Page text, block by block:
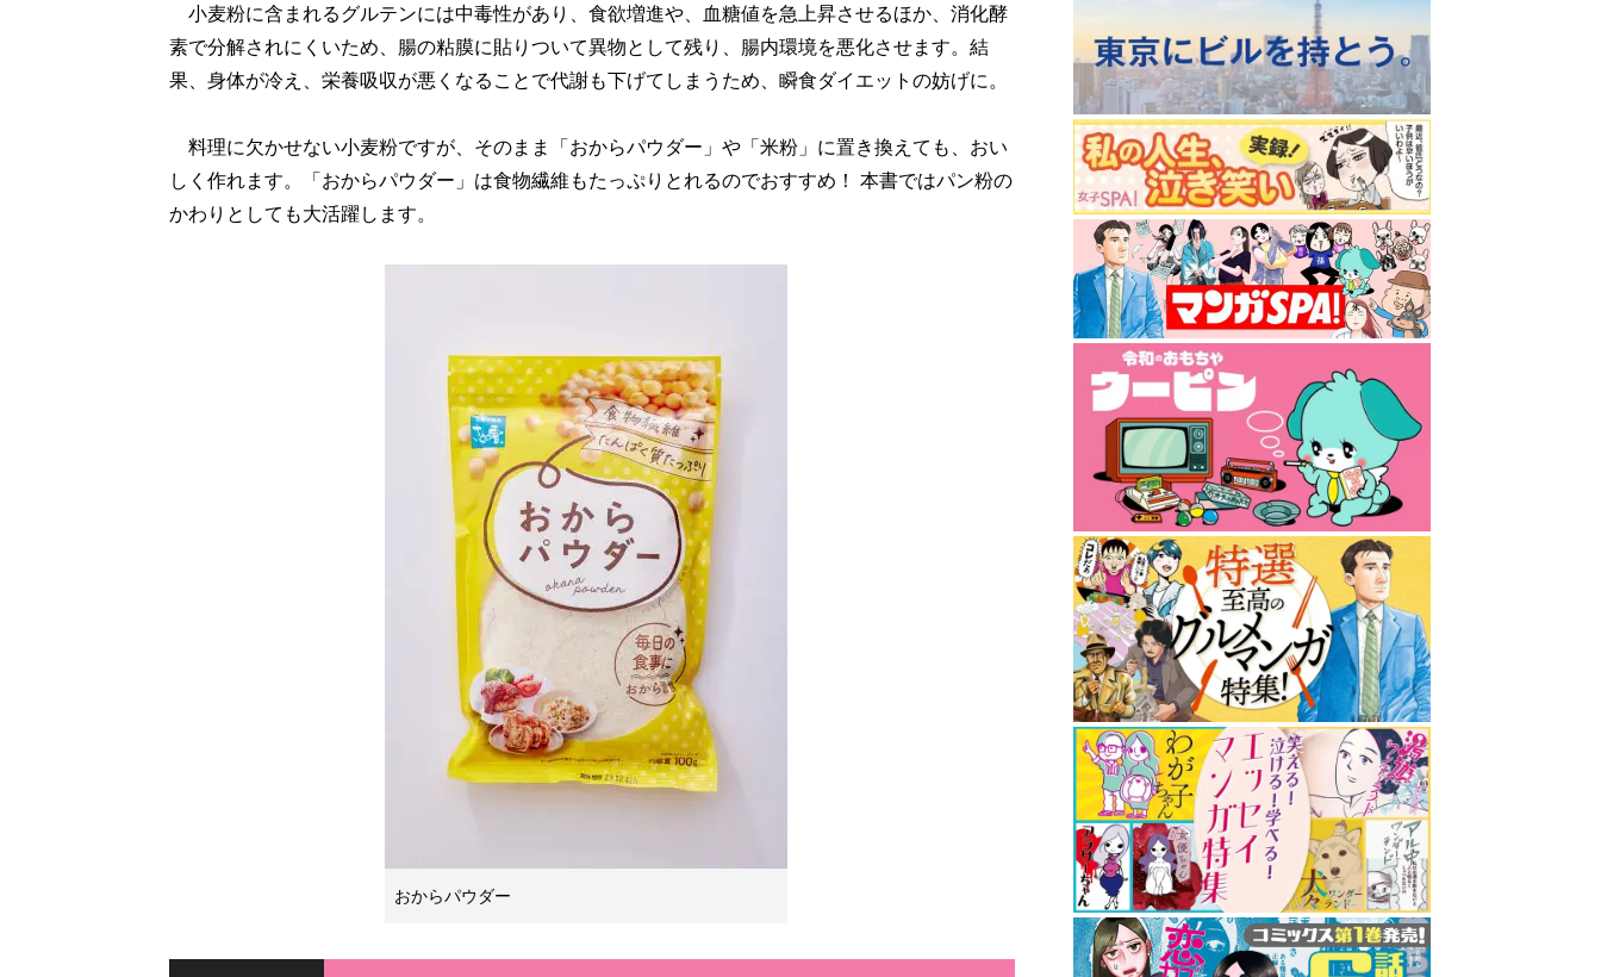
小麦粉に含まれるグルテンには中毒性があり、食欲増進や、血糖値を急上昇させるほか、消化酵
素で分解されにくいため、腸の粘膜に貼りついて異物として残り、腸内環境を悪化させます。結
果、身体が冷え、栄養吸収が悪くなることで代謝も下げてしまうため、瞬食ダイエットの妨げに。
料理に欠かせない小麦粉ですが、そのまま「おからパウダー」や「米粉」に置き換えても、おい
しく作れます。「おからパウダー」は食物繊維もたっぷりとれるのでおすすめ！ 本書ではパン粉の
かわりとしても大活躍します。
おからパウダー